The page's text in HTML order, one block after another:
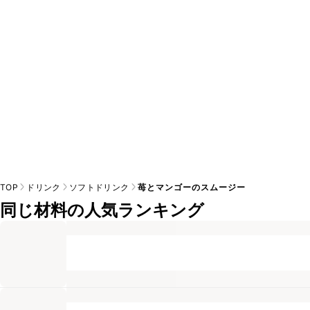
TOP ドリンク ソフトドリンク 苺とマンゴーのスムージー
同じ材料の人気ランキング